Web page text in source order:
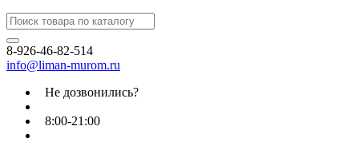
8-926-46-82-514
info@liman-murom.ru
Не дозвонились?
8:00-21:00